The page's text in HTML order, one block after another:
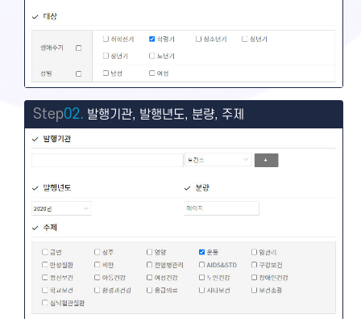
Step02. 발행기관, 발행년도, 분량, 주제